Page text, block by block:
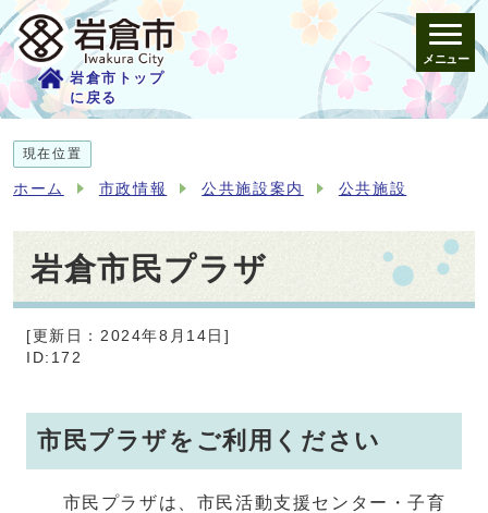
岩倉市トップ
に戻る
メニュー
現在位置
ホーム 市政情報 公共施設案内 公共施設
岩倉市民プラザ
[更新日：2024年8月14日]
ID:172
市民プラザをご利用ください
市民プラザは、市民活動支援センター・子育